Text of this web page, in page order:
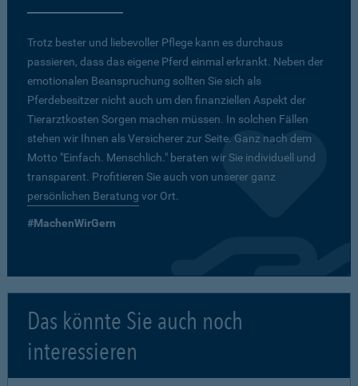
Trotz bester und liebevoller Pflege kann es durchaus
passieren, dass das eigene Pferd einmal erkrankt. Neben der
emotionalen Beanspruchung sollten Sie sich als
Pferdebesitzer nicht auch um den finanziellen Aspekt der
Tierarztkosten Sorgen machen müssen. In solchen Fällen
stehen wir Ihnen als Versicherer zur Seite. Ganz nach dem
Motto "Einfach. Menschlich." beraten wir Sie individuell und
transparent. Profitieren Sie auch von unserer ganz
persönlichen Beratung vor Ort.
#MachenWirGern
Das könnte Sie auch noch
interessieren